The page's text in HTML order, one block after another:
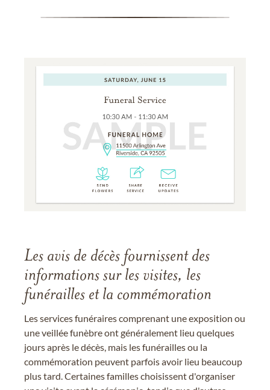
Les avis de décès fournissent des
informations sur les visites, les
funérailles et la commémoration
Les services funéraires comprenant une exposition ou
une veillée funèbre ont généralement lieu quelques
jours après le décès, mais les funérailles ou la
commémoration peuvent parfois avoir lieu beaucoup
plus tard. Certaines familles choisissent d'organiser